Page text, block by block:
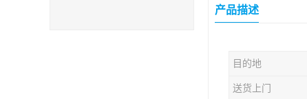
产品描述
目的地
送货上门